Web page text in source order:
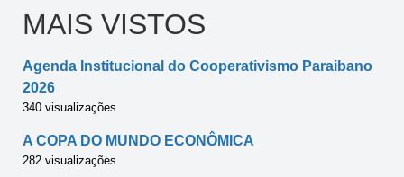
MAIS VISTOS
Agenda Institucional do Cooperativismo Paraibano
2026
340 visualizações
A COPA DO MUNDO ECONÔMICA
282 visualizações